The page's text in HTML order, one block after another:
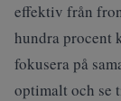
effektiv från
hundra procent
fokusera på
optimalt och se